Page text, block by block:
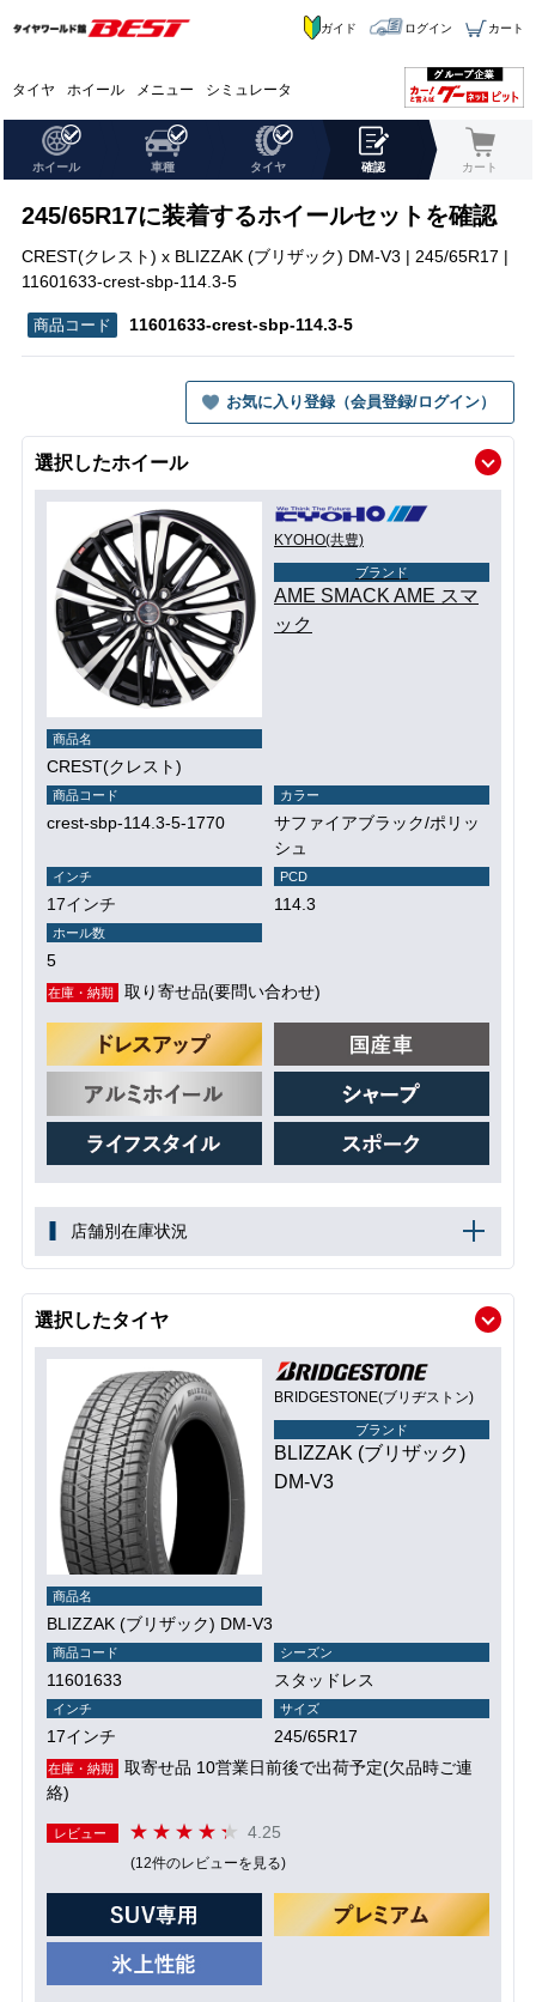
タイヤ ホイール メニュー シミュレータ
ガイド ログイン カート
ホイール 車種 タイヤ 確認 カート
245/65R17に装着するホイールセットを確認
CREST(クレスト) x BLIZZAK (ブリザック) DM-V3 | 245/65R17 |
11601633-crest-sbp-114.3-5
11601633-crest-sbp-114.3-5
お気に入り登録（会員登録/ログイン）
選択したホイール
KYOHO(共豊)
ブランド
AME SMACK AME スマ
ック
商品名
CREST(クレスト)
商品コード
crest-sbp-114.3-5-1770
カラー
サファイアブラック/ポリッ
シュ
インチ
17インチ
PCD
114.3
ホール数
5
在庫・納期 取り寄せ品(要問い合わせ)
店舗別在庫状況
選択したタイヤ
BRIDGESTONE(ブリヂストン)
ブランド
BLIZZAK (ブリザック)
DM-V3
商品名
BLIZZAK (ブリザック) DM-V3
商品コード
11601633
シーズン
スタッドレス
インチ
17インチ
サイズ
245/65R17
在庫・納期
取寄せ品 10営業日前後で出荷予定(欠品時ご連
絡)
レビュー 4.25
(12件のレビューを見る)